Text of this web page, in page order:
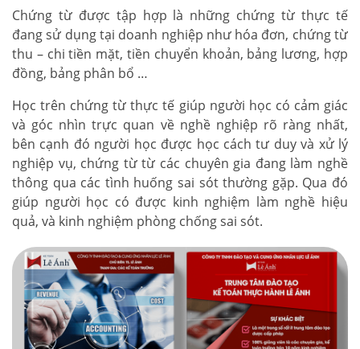
Chứng từ được tập hợp là những chứng từ thực tế
đang sử dụng tại doanh nghiệp như hóa đơn, chứng từ
thu – chi tiền mặt, tiền chuyển khoản, bảng lương, hợp
đồng, bảng phân bổ …
Học trên chứng từ thực tế giúp người học có cảm giác
và góc nhìn trực quan về nghề nghiệp rõ ràng nhất,
bên cạnh đó người học được học cách tư duy và xử lý
nghiệp vụ, chứng từ từ các chuyên gia đang làm nghề
thông qua các tình huống sai sót thường gặp. Qua đó
giúp người học có được kinh nghiệm làm nghề hiệu
quả, và kinh nghiệm phòng chống sai sót.